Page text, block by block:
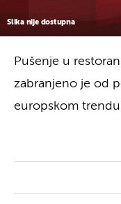
Slika nije dostupna
Pušenje u
zabranjeno je od
europskom